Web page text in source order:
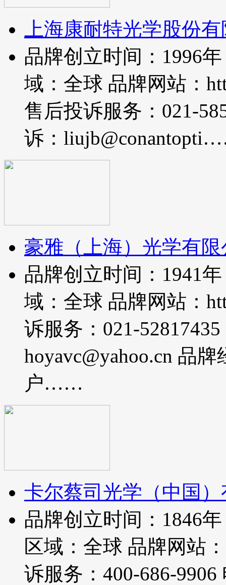
上海康耐特光学股份
品牌创立时间：1996
域：全球 品牌网站：
售后投诉服务：021-
诉：
豪雅（上海）光学有限
品牌创立时间：1941
域：全球 品牌网站：
诉服务：021-
hoyavc@yahoo.cn 品
户……
卡尔蔡司光学（中国
品牌创立时间：1846
区域：全球 品牌网站
诉服务：400-686-